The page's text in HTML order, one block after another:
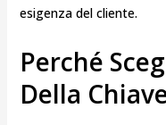
esigenza del cliente.
Perché
Della